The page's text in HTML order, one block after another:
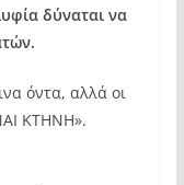
δύναται να
όντα, αλλά οι
ΚΤΗΝΗ».